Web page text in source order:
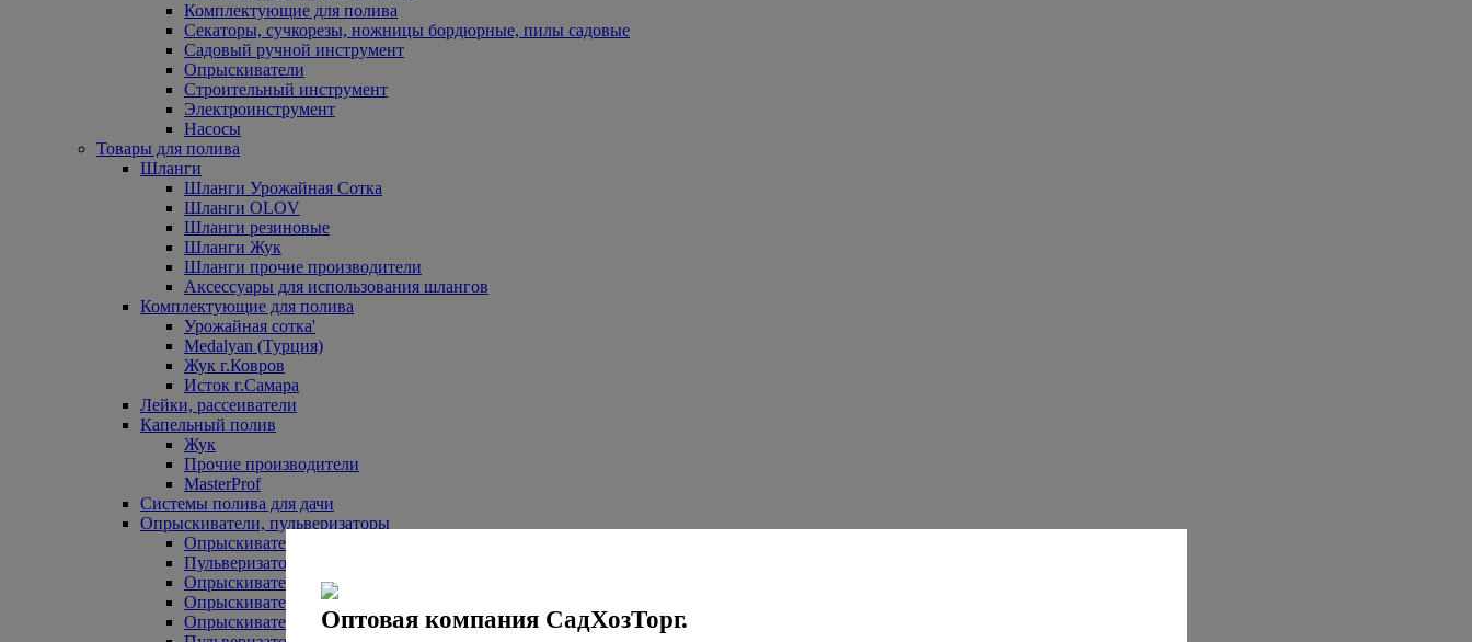
Комплектующие для полива
Секаторы, сучкорезы, ножницы бордюрные, пилы садовые
Садовый ручной инструмент
Опрыскиватели
Строительный инструмент
Электроинструмент
Насосы
Товары для полива
Шланги
Шланги Урожайная Сотка
Шланги OLOV
Шланги резиновые
Шланги Жук
Шланги прочие производители
Аксессуары для использования шлангов
Комплектующие для полива
Урожайная сотка'
Medalyan (Турция)
Жук г.Ковров
Исток г.Самара
Лейки, рассеиватели
Капельный полив
Жук
Прочие производители
MasterProf
Системы полива для дачи
Опрыскиватели, пульверизаторы
Опрыскиватели аккумуляторные
Пульверизаторы прочие
Опрыскиватели Урожайная сотка
Опрыскиватели Жук
Опрыскиватели прочиеОптовая компания СадХозТорг.